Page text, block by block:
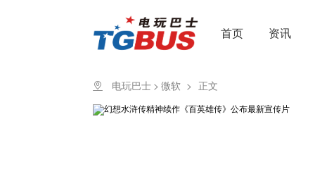
首页 资讯
电玩巴士 > 微软 > 正文